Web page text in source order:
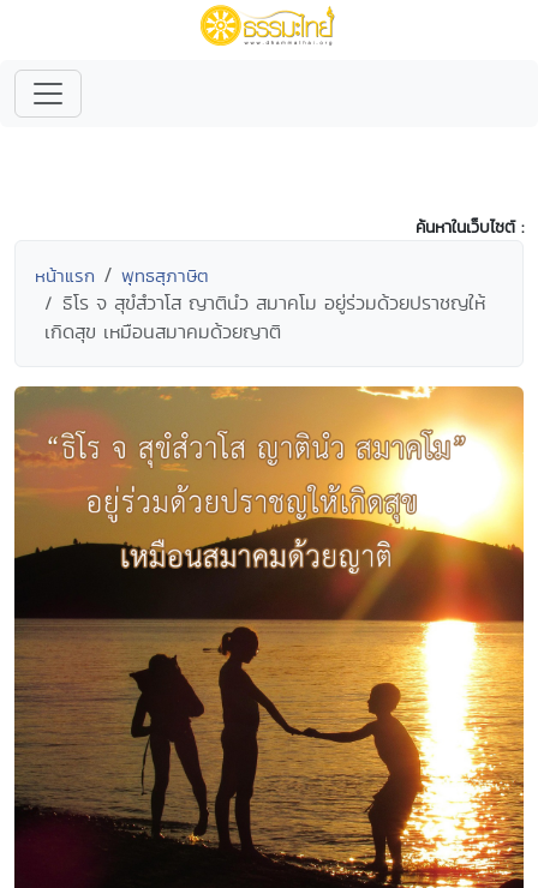
ค้นหาในเว็บไซต์ :
หน้าแรก พุทธสุภาษิต
ธิโร จ สุขํสํวาโส ญาตินํว สมาคโม อยู่ร่วมด้วยปราชญให้
เกิดสุข เหมือนสมาคมด้วยญาติ